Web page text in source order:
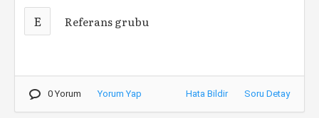
E Referans grubu
0 Yorum Yorum Yap Hata Bildir Soru Detay